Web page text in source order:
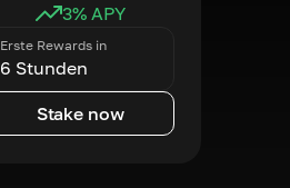
3% APY
Erste Rewards in
6 Stunden
Stake now